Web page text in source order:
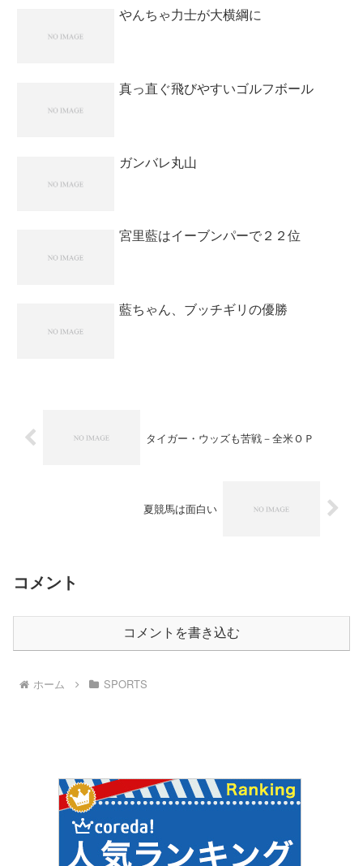
やんちゃ力士が大横綱に
真っ直ぐ飛びやすいゴルフボール
ガンバレ丸山
宮里藍はイーブンパーで２２位
藍ちゃん、ブッチギリの優勝
タイガー・ウッズも苦戦－全米ＯＰ
夏競馬は面白い
コメント
コメントを書き込む
ホーム SPORTS